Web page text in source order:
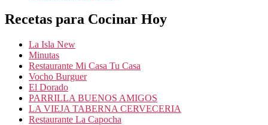
Recetas para Cocinar Hoy
La Isla New
Minutas
Restaurante Mi Casa Tu Casa
Vocho Burguer
El Dorado
PARRILLA BUENOS AMIGOS
LA VIEJA TABERNA CERVECERIA
Restaurante La Capocha